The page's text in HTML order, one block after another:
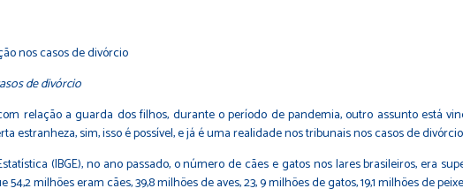
de divórcio
relação a guarda dos filhos, durante o período de pandemia, outro assunto está
sim, isso é possível, e já é uma realidade nos tribunais nos casos de
(IBGE), no ano passado, o número de cães e gatos nos lares brasileiros, era
milhões eram cães, 39,8 milhões de aves, 23, 9 milhões de gatos, 19,1 milhões de